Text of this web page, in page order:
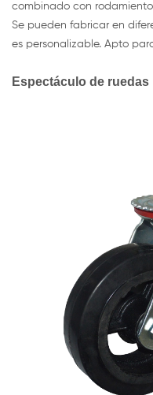
combinado con
Se pueden fabricar en
es personalizable. Apto
Espectáculo de ruedas